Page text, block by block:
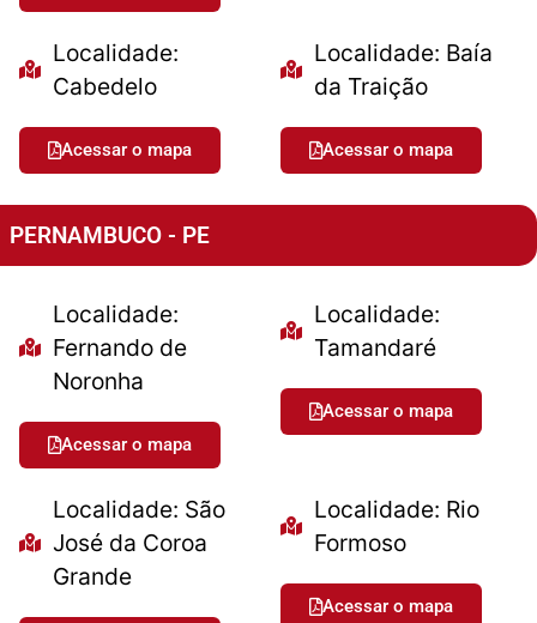
Localidade:
Cabedelo
Acessar o mapa
Localidade: Baía
da Traição
Acessar o mapa
PERNAMBUCO - PE
Localidade:
Fernando de
Noronha
Acessar o mapa
Localidade:
Tamandaré
Acessar o mapa
Localidade: São
José da Coroa
Grande
Localidade: Rio
Formoso
Acessar o mapa